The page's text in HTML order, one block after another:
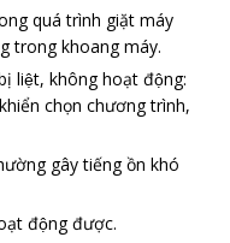
quá trình giặt máy
trong khoang máy.
liệt, không hoạt động:
chọn chương trình,
gây tiếng ồn khó
động được.